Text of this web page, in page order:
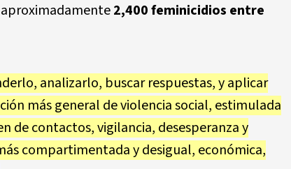
2,400 feminicidios entre
analizarlo, buscar respuestas, y aplicar
más general de violencia social, estimulada
de contactos, vigilancia, desesperanza y
compartimentada y desigual, económica,